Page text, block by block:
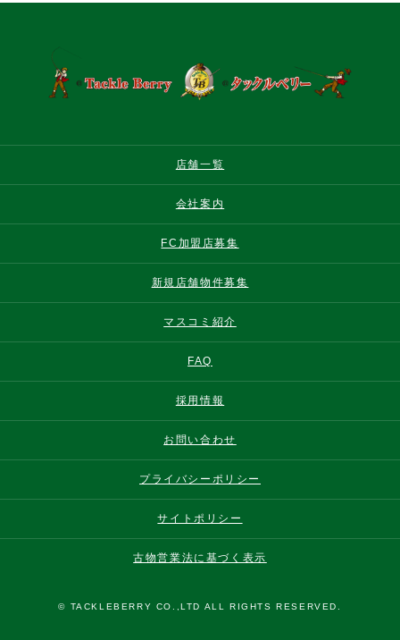
店舗一覧
会社案内
FC加盟店募集
新規店舗物件募集
マスコミ紹介
FAQ
採用情報
お問い合わせ
プライバシーポリシー
サイトポリシー
古物営業法に基づく表示
© TACKLEBERRY CO.,LTD ALL RIGHTS RESERVED.